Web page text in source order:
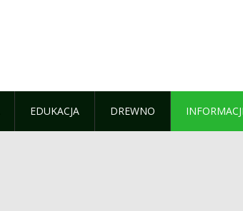
EDUKACJA DREWNO